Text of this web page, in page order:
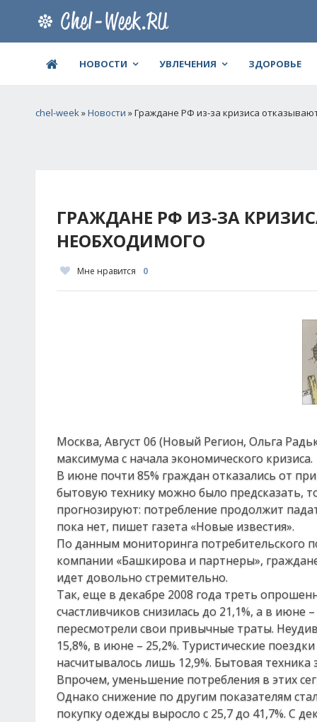
НОВОСТИ УВЛЕЧЕНИЯ ЗДОРОВЬЕ
chel-week»Новости » Граждане РФ из-за кризиса
ГРАЖДАНЕ РФ ИЗ-ЗА
НЕОБХОДИМОГО
Мне нравится 0
Москва, Август 06 (Новый Регион, Ольга
максимума с начала экономического кризиса.
В июне почти 85% граждан отказались от
бытовую технику можно было предсказать,
прогнозируют: потребление продолжит
пока нет, пишет газета «Новые известия».
По данным мониторинга потребительского
компании «Башкирова и партнеры»,
идет довольно стремительно.
Так, еще в декабре 2008 года треть
счастливчиков снизилась до 21,1%, а в июне
пересмотрели свои привычные траты.
15,8%, в июне – 25,2%. Туристические
насчитывалось лишь 12,9%. Бытовая техника
Впрочем, уменьшение потребления в этих
Однако снижение по другим показателям
покупку одежды выросло с 25,7 до 41,7%. С